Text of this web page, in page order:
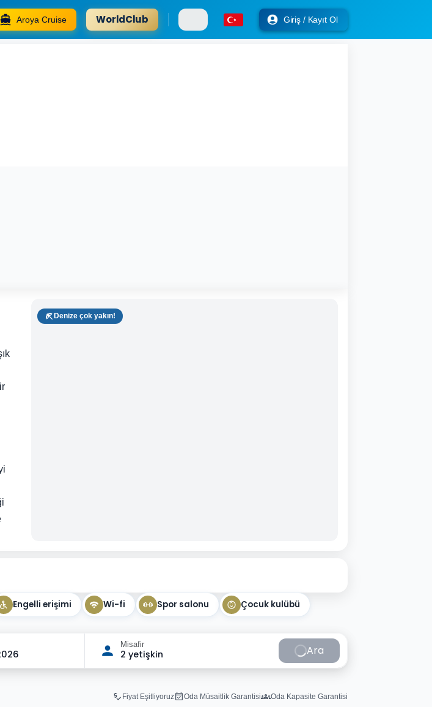
Aroya Cruise WorldClub Giriş / Kayıt Ol
Denize çok yakın!
Engelli erişimi Wi-fi Spor salonu Çocuk kulübü
Misafir
2 yetişkin Ara
Fiyat Eşitliyoruz Oda Müsaitlik Garantisi Oda Kapasite Garantisi